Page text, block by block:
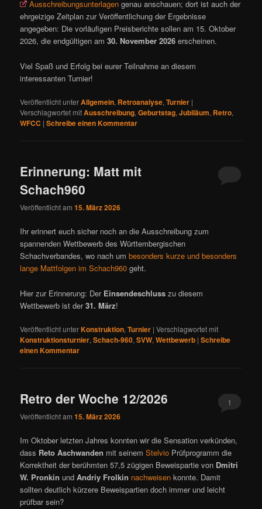
Ausschreibungsunterlagen genau anschauen; dort ist auch der
ehrgeizige Zeitplan zur Veröffentlichung der Ergebnisse
angegeben: Die vorläufigen Preisberichte sollen am 15. Oktober
2026, die endgültigen am30. November 2026 erscheinen.
Viel Spaß und Erfolg bei eurer Teilnahme an diesem
interessanten Turnier!
Veröffentlicht unterAllgemein, Retroanalyse,Turnier |
Verschlagwortet mitAusschreibung,Geburtstag,Jubiläum, Retro,
WFCC |Schreibe einen Kommentar
Erinnerung: Matt mit
Schach960
Veröffentlicht am15. März 2026
Ihr erinnert euch sicher noch an die Ausschreibung zum
spannenden Wettbewerb des Württembergischen
Schachverbandes, wo nach umbesonders kurze und besonders
lange Mattfolgen im Schach960 geht.
Hier zur Erinnerung: Der Einsendeschluss zu diesem
Wettbewerb ist der31. März!
Veröffentlicht unterKonstruktion,Turnier |Verschlagwortet mit
Konstruktionsturnier,Schach-960,SVW,Wettbewerb |Schreibe
einen Kommentar
Retro der Woche 12/2026
Veröffentlicht am15. März 2026
1
Im Oktober letzten Jahres konnten wir die Sensation verkünden,
dass Reto Aschwanden mit seinemStelvio Prüfprogramm die
Korrektheit der berühmten 57,5 zügigen Beweispartie von Dmitri
W. Pronkin undAndriy Frolkin nachweisen konnte. Damit
sollten deutlich kürzere Beweispartien doch immer und leicht
prüfbar sein?